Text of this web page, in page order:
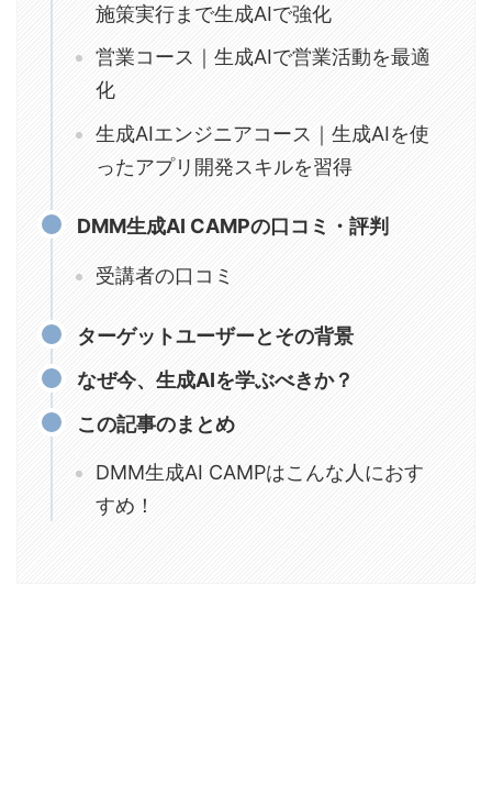
施策実行まで生成AIで強化
営業コース｜生成AIで営業活動を最適
化
生成AIエンジニアコース｜生成AIを使
ったアプリ開発スキルを習得
DMM生成AI CAMPの口コミ・評判
受講者の口コミ
ターゲットユーザーとその背景
なぜ今、生成AIを学ぶべきか？
この記事のまとめ
DMM生成AI CAMPはこんな人におす
すめ！